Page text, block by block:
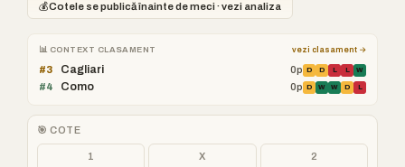
💰Cotele se publică înainte de meci · vezi analiza
📊 CONTEXT CLASAMENT vezi clasament →
#3 Cagliari 0p D D L L W
#4 Como 0p D W W D L
🎯 COTE
1 X 2